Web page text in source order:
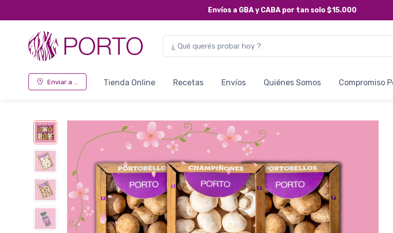
Envíos a GBA y CABA por tan solo$15.000
Enviar a ... Tienda Online Recetas Envíos Quiénes Somos Compromiso